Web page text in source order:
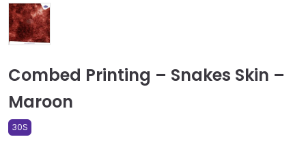
Combed Printing – Snakes Skin –
Maroon
30S